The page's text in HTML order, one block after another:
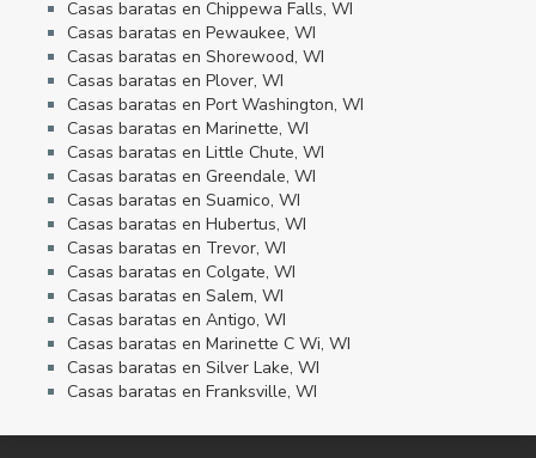
Casas baratas en Chippewa Falls, WI
Casas baratas en Pewaukee, WI
Casas baratas en Shorewood, WI
Casas baratas en Plover, WI
Casas baratas en Port Washington, WI
Casas baratas en Marinette, WI
Casas baratas en Little Chute, WI
Casas baratas en Greendale, WI
Casas baratas en Suamico, WI
Casas baratas en Hubertus, WI
Casas baratas en Trevor, WI
Casas baratas en Colgate, WI
Casas baratas en Salem, WI
Casas baratas en Antigo, WI
Casas baratas en Marinette C Wi, WI
Casas baratas en Silver Lake, WI
Casas baratas en Franksville, WI